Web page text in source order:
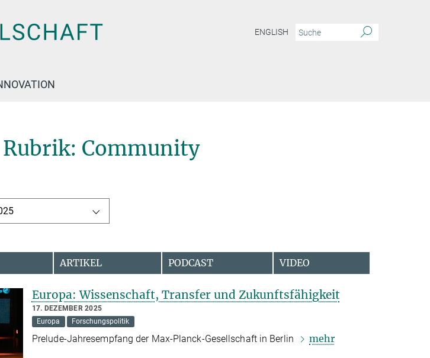
ENGLISH
Community
ARTIKEL PODCAST VIDEO
Europa: Wissenschaft, Transfer und Zukunftsfähigkeit
17. DEZEMBER 2025
Europa
Forschungspolitik
Prelude-Jahresempfang der Max-Planck-Gesellschaft in Berlin mehr